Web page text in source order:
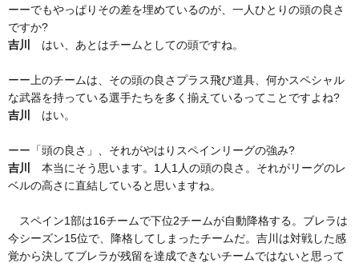
ーーでもやっぱりその差を埋めているのが、一人ひとりの頭の良さ
ですか?
吉川
はい、あとはチームとしての頭ですね。
ーー上のチームは、その頭の良さプラス飛び道具、何かスペシャル
な武器を持っている選手たちを多く揃えているってことですよね?
吉川
はい。
ーー「頭の良さ」、それがやはりスペインリーグの強み?
吉川
本当にそう思います。1人1人の頭の良さ。それがリーグのレ
ベルの高さに直結していると思いますね。
スペイン1部は16チームで下位2チームが自動降格する。ブレラは
今シーズン15位で、降格してしまったチームだ。吉川は対戦した感
覚から決してブレラが残留を達成できないチームではないと思って